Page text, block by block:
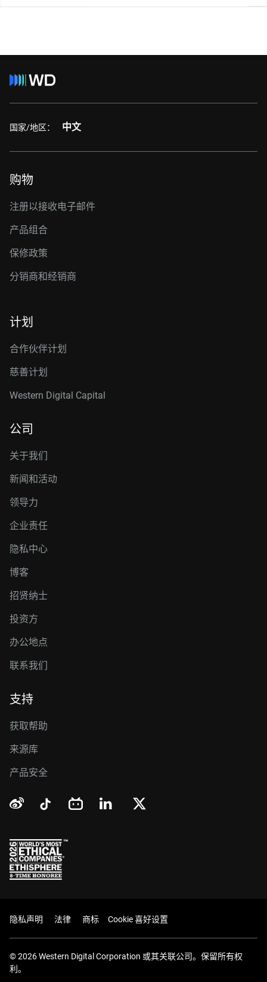
国家/地区： 中文
购物
注册以接收电子邮件
产品组合
保修政策
分销商和经销商
计划
合作伙伴计划
慈善计划
Western Digital Capital
公司
关于我们
新闻和活动
领导力
企业责任
隐私中心
博客
招贤纳士
投资方
办公地点
联系我们
支持
获取帮助
来源库
产品安全
隐私声明 法律 商标 Cookie 喜好设置
© 2026 Western Digital Corporation 或其关联公司。保留所有权
利。